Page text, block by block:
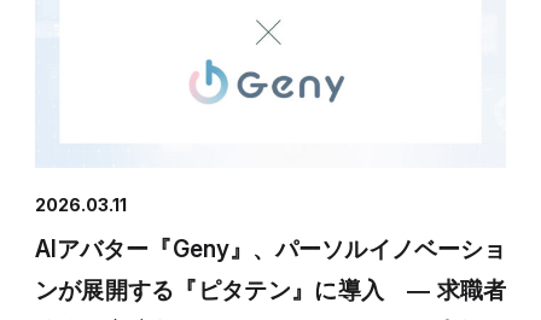
2026.03.11
AIアバター『Geny』、パーソルイノベーショ
ンが展開する『ピタテン』に導入 ― 求職者